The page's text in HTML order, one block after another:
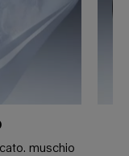
muschio